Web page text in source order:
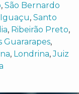
, São Bernardo
, Santo
, Ribeirão Preto,
Guararapes,
, Londrina,Juiz